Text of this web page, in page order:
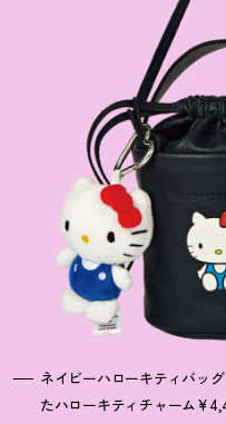
ネイビーハローキティバッ
たハローキティチャーム